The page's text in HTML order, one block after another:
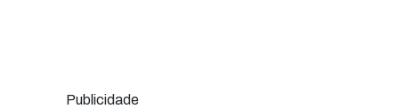
Publicidade